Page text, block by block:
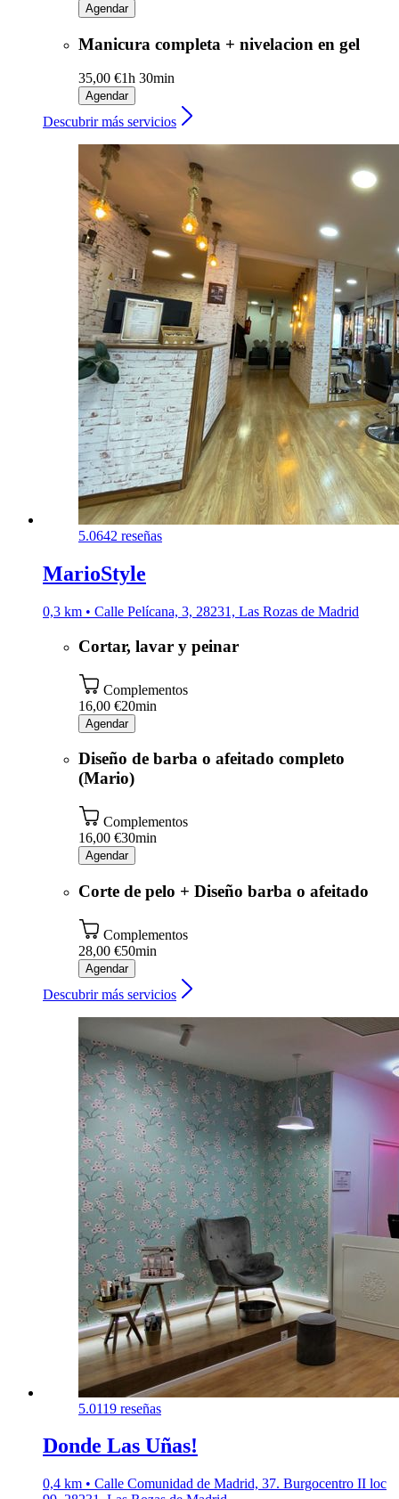
Agendar
Manicura completa + nivelacion en gel
35,00 €1h 30min
Agendar
Descubrir más servicios
5.0642 reseñas
MarioStyle
0,3 km • Calle Pelícana, 3, 28231, Las Rozas de Madrid
Cortar, lavar y peinar
Complementos
16,00 €20min
Agendar
Diseño de barba o afeitado completo
(Mario)
Complementos
16,00 €30min
Agendar
Corte de pelo + Diseño barba o afeitado
Complementos
28,00 €50min
Agendar
Descubrir más servicios
5.0119 reseñas
Donde Las Uñas!
0,4 km • Calle Comunidad de Madrid, 37. Burgocentro II loc